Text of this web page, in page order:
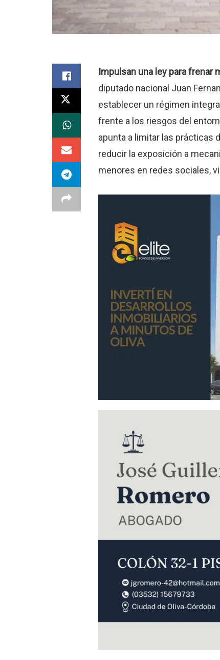
Impulsan una ley para
diputado nacional Juan
establecer un régimen
frente a los riesgos del
apunta a limitar las prácticas
reducir la exposición a
menores en redes sociales,